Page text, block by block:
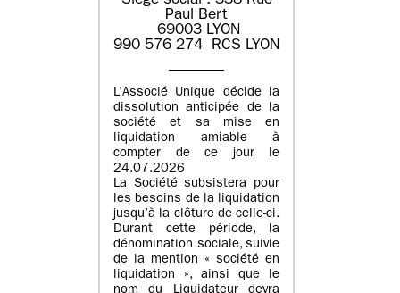
Paul Bert
69003 LYON
990 576 274 RCS LYON
L’Associé Unique décide la
dissolution anticipée de la
société et sa mise en
liquidation amiable à
compter de ce jour le
24.07.2026
La Société subsistera pour
les besoins de la liquidation
jusqu’à la clôture de celle-ci.
Durant cette période, la
dénomination sociale, suivie
de la mention « société en
liquidation », ainsi que le